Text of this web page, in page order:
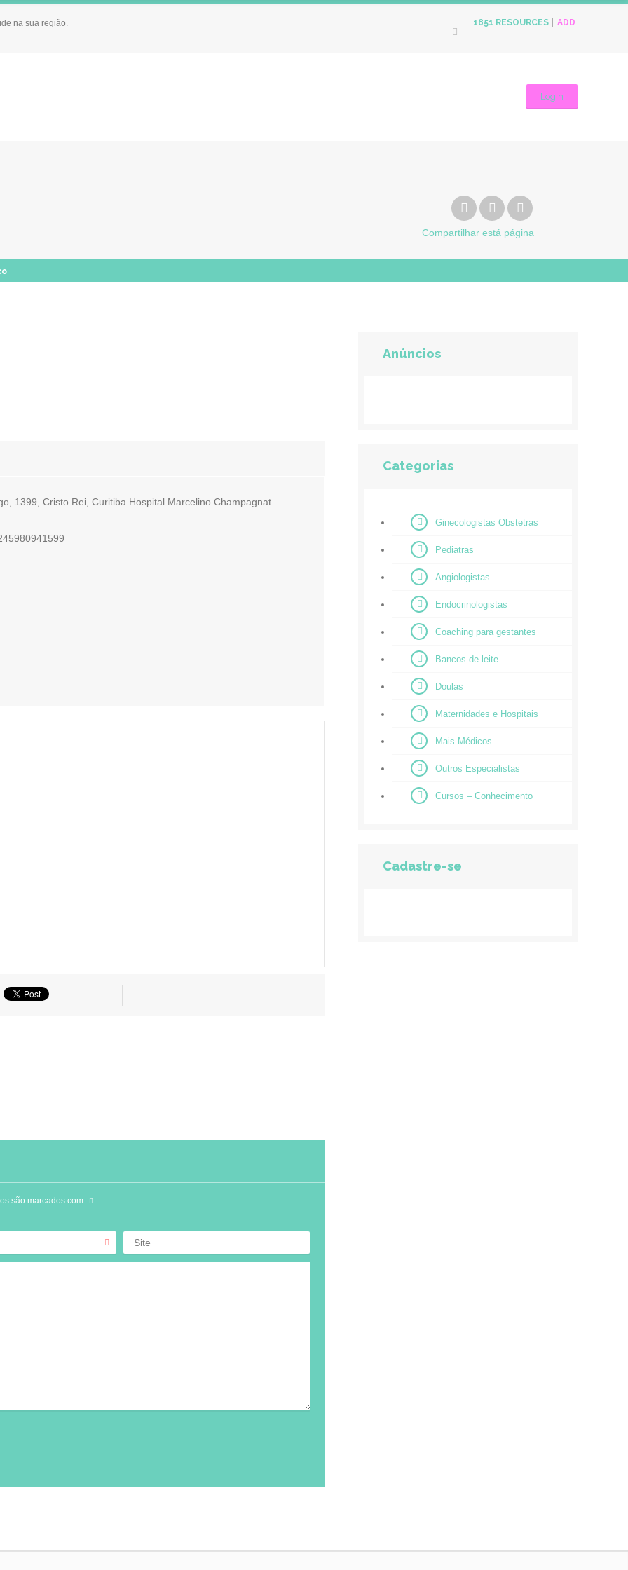
1851 RESOURCES ADD
na sua região.
Login
Compartilhar está página
1399, Cristo Rei, Curitiba Hospital Marcelino Champagnat
são marcados com
Site
Anúncios
Categorias
Ginecologistas Obstetras
Pediatras
Angiologistas
Endocrinologistas
Coaching para gestantes
Bancos de leite
Doulas
Maternidades e Hospitais
Mais Médicos
Outros Especialistas
Cursos – Conhecimento
Cadastre-se